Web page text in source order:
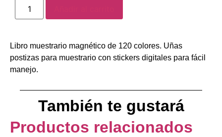
Libro muestrario magnético de 120 colores. Uñas
postizas para muestrario con stickers digitales para fácil
manejo.
También te gustará
Productos relacionados